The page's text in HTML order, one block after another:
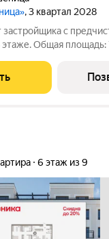
, 3 квартал 2028
застройщика с
Общая площадь:
м. Квартира с
6 этаж из 9